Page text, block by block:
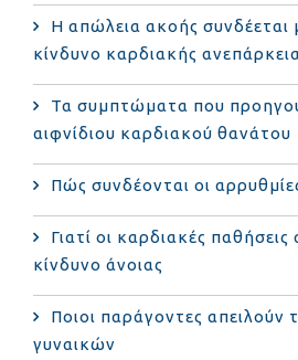
Η απώλεια ακοής συνδέεται
κίνδυνο καρδιακής
Τα συμπτώματα που
αιφνίδιου καρδιακού θανάτου
Πώς συνδέονται οι
Γιατί οι καρδιακές
κίνδυνο άνοιας
Ποιοι παράγοντες απειλούν
γυναικών